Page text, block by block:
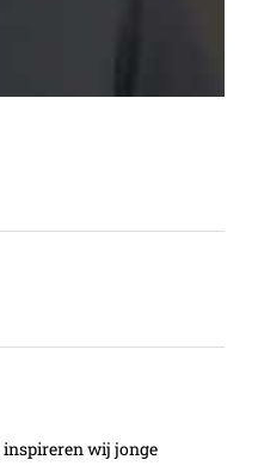
wij jonge